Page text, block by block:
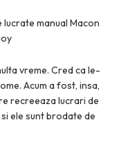
vreme. Cred ca le-
Acum a fost, insa,
recreeaza lucrari de
ele sunt brodate de